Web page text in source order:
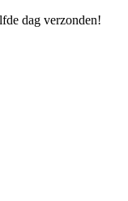
dag verzonden!